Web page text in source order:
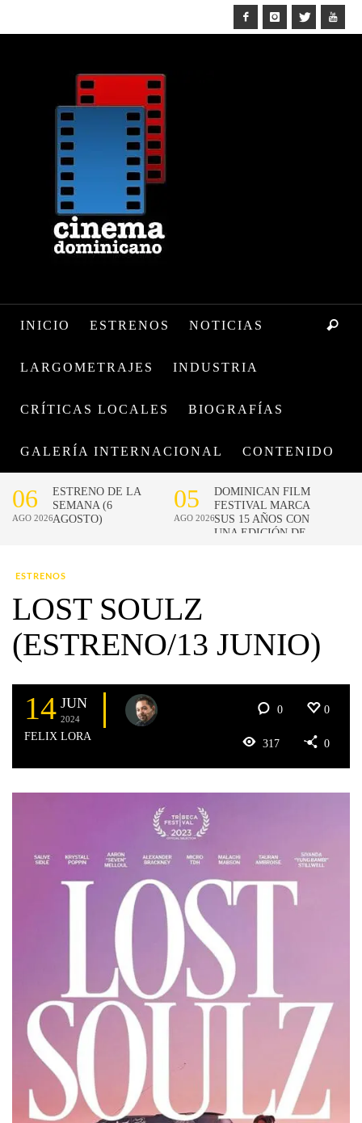
INICIO ESTRENOS NOTICIAS
LARGOMETRAJES INDUSTRIA
CRÍTICAS LOCALES BIOGRAFÍAS
GALERÍA INTERNACIONAL CONTENIDO
ESTRENOS
LOST SOULZ
(ESTRENO/13 JUNIO)
14 JUN
2024
FELIX LORA
0 0
317 0